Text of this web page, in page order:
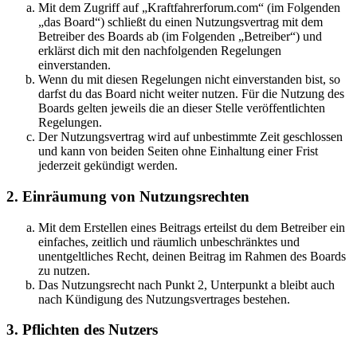
Mit dem Zugriff auf „Kraftfahrerforum.com“ (im Folgenden
„das Board“) schließt du einen Nutzungsvertrag mit dem
Betreiber des Boards ab (im Folgenden „Betreiber“) und
erklärst dich mit den nachfolgenden Regelungen
einverstanden.
Wenn du mit diesen Regelungen nicht einverstanden bist, so
darfst du das Board nicht weiter nutzen. Für die Nutzung des
Boards gelten jeweils die an dieser Stelle veröffentlichten
Regelungen.
Der Nutzungsvertrag wird auf unbestimmte Zeit geschlossen
und kann von beiden Seiten ohne Einhaltung einer Frist
jederzeit gekündigt werden.
2. Einräumung von Nutzungsrechten
Mit dem Erstellen eines Beitrags erteilst du dem Betreiber ein
einfaches, zeitlich und räumlich unbeschränktes und
unentgeltliches Recht, deinen Beitrag im Rahmen des Boards
zu nutzen.
Das Nutzungsrecht nach Punkt 2, Unterpunkt a bleibt auch
nach Kündigung des Nutzungsvertrages bestehen.
3. Pflichten des Nutzers